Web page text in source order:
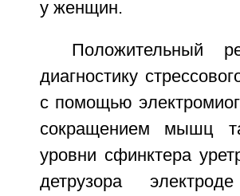
у женщин.
Положительный
диагностику
с помощью
сокращением мышц
уровни сфинктера
детрузора